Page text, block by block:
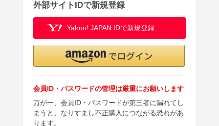
外部サイトIDで新規登録
Yahoo! JAPAN IDで新規登録
会員ID・パスワードの管理は厳重にお願いします
万が一、会員ID・パスワードが第三者に漏れてし
まうと、なりすまし不正購入につながる恐れがあ
ります。